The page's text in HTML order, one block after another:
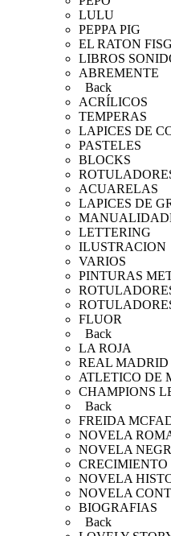
LULU
PEPPA PIG
EL RATON
LIBROS
ABREMENTE
Back
ACRÍLICOS
TEMPERAS
LAPICES DE
PASTELES
BLOCKS
ACUARELAS
LAPICES DE
LETTERING
ILUSTRACION
VARIOS
PINTURAS
FLUOR
Back
LA ROJA
REAL MADRID
ATLETICO DE
CHAMPIONS
Back
FREIDA
NOVELA
NOVELA
CRECIMIENTO
NOVELA
NOVELA
BIOGRAFIAS
Back